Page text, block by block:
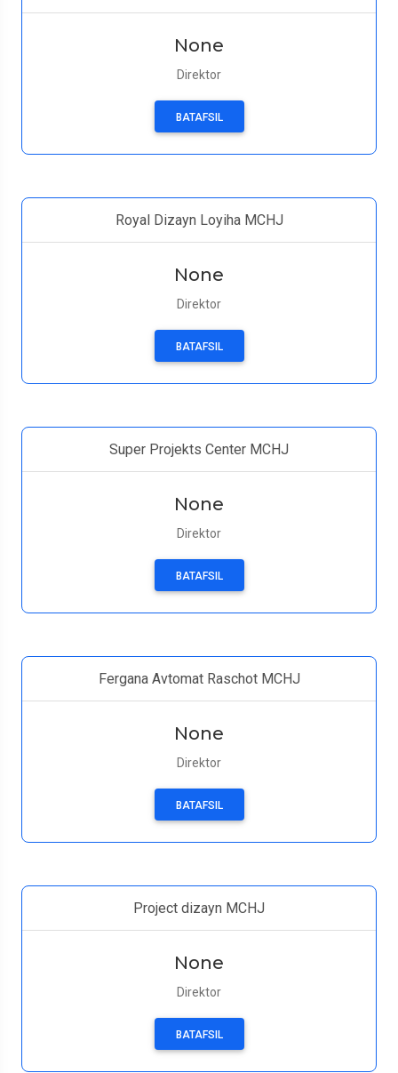
None
Direktor
BATAFSIL
Royal Dizayn Loyiha MCHJ
None
Direktor
BATAFSIL
Super Projekts Center MCHJ
None
Direktor
BATAFSIL
Fergana Avtomat Raschot MCHJ
None
Direktor
BATAFSIL
Project dizayn MCHJ
None
Direktor
BATAFSIL